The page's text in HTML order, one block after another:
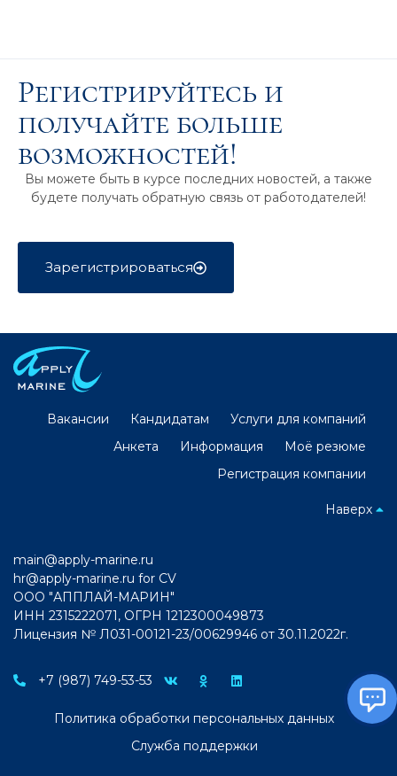
Регистрируйтесь и
получайте больше
возможностей!
Вы можете быть в курсе последних новостей, а также
будете получать обратную связь от работодателей!
Зарегистрироваться
Вакансии Кандидатам
Услуги для компаний
Анкета
Информация
Моё резюме
Регистрация компании
Наверх
main@apply-marine.ru
hr@apply-marine.ru for CV
ООО "АППЛАЙ-МАРИН"
ИНН 2315222071, ОГРН 1212300049873
Лицензия № Л031-00121-23/00629946 от 30.11.2022г.
+7 (987) 749-53-53
Политика обработки персональных данных
Служба поддержки